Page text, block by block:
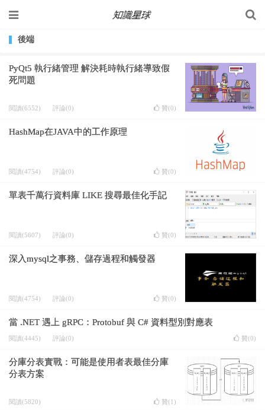
後端
PyQt5 執行緒管理 解決耗時執行緒導致假
死問題
閱讀(6552) 評論(0) 贊(0)
HashMap在JAVA中的工作原理
閱讀(4754) 評論(0) 贊(0)
單表千萬行資料庫 LIKE 搜尋最佳化手記
閱讀(5607) 評論(0) 贊(0)
深入mysql之事務、儲存過程和觸發器
閱讀(4754) 評論(0) 贊(0)
當 .NET 遇上 gRPC：Protobuf 與 C# 資料型別對應表
閱讀(4445) 評論(0) 贊(0)
分庫分表實戰：可能是使用者表最佳分庫
分表方案
閱讀(5820) 贊(1 )